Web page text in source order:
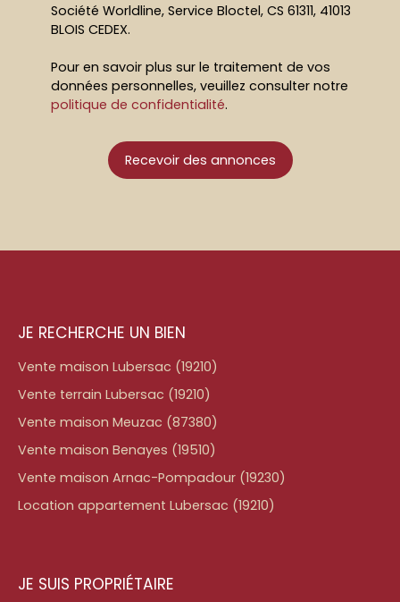
Société Worldline, Service Bloctel, CS 61311, 41013
BLOIS CEDEX.
Pour en savoir plus sur le traitement de vos
données personnelles, veuillez consulter notre
politique de confidentialité.
Recevoir des annonces
JE RECHERCHE UN BIEN
Vente maison Lubersac (19210)
Vente terrain Lubersac (19210)
Vente maison Meuzac (87380)
Vente maison Benayes (19510)
Vente maison Arnac-Pompadour (19230)
Location appartement Lubersac (19210)
JE SUIS PROPRIÉTAIRE